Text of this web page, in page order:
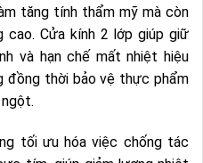
tăng tính thẩm mỹ mà còn
cao. Cửa kính 2 lớp giúp giữ
và hạn chế mất nhiệt hiệu
đồng thời bảo vệ thực phẩm
tối ưu hóa việc chống tác